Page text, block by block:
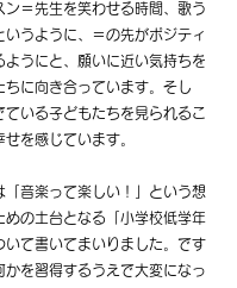
ン＝先生を笑わせる時間、歌う
いうように、＝の先がポジティ
ようにと、願いに近い気持ちを
ちに向き合っています。そし
ている子どもたちを見られるこ
を感じています。
音楽って楽しい！」という想
めの土台となる「小学校低学年
いて書いてまいりました。です
かを習得するうえで大変になっ